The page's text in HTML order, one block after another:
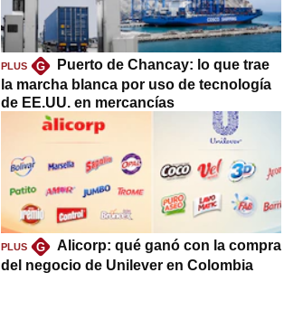
PLUS G
Puerto de Chancay: lo que trae
la marcha blanca por uso de tecnología
de EE.UU. en mercancías
PLUS G
Alicorp: qué ganó con la compra
del negocio de Unilever en Colombia